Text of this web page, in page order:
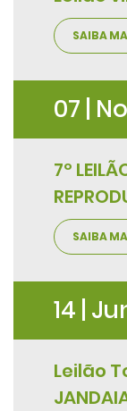
SAIBA
07 |
7º
SAIBA
14 |
Leilão